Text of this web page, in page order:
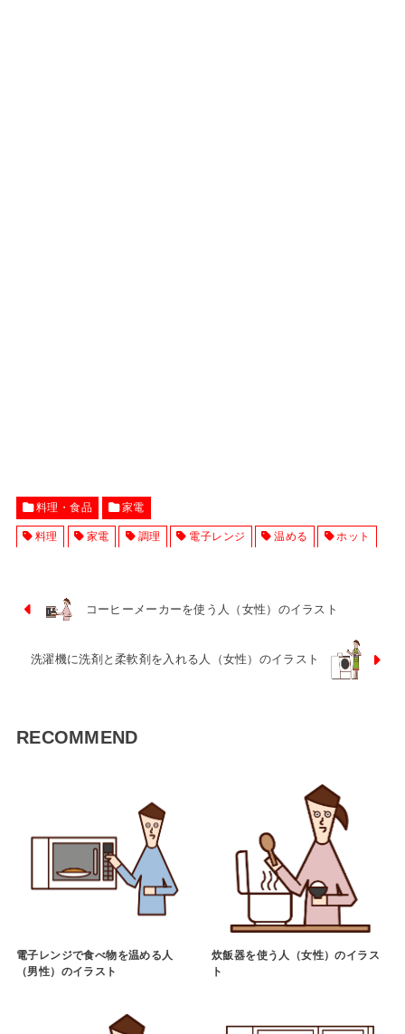
料理・食品 家電
料理 家電 調理 電子レンジ 温める ホット
コーヒーメーカーを使う人（女性）のイラスト
洗濯機に洗剤と柔軟剤を入れる人（女性）のイラスト
RECOMMEND
電子レンジで食べ物を温める人
（男性）のイラスト
炊飯器を使う人（女性）のイラス
ト